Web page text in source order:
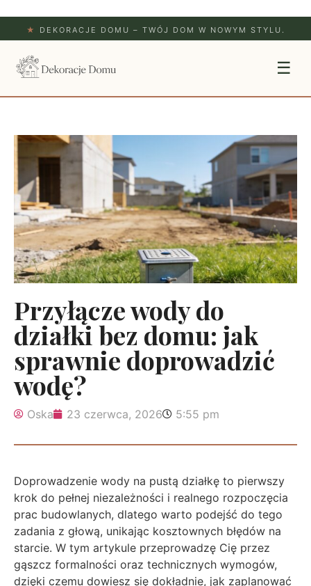
★ DEKORACJE DOMU – TWÓJ DOM W NOWYM STYLU.
☰
Przyłącze wody do
działki bez domu: jak
sprawnie doprowadzić
wodę?
Oska 23 czerwca, 2026 5:55 pm
Doprowadzenie wody na pustą działkę to pierwszy
krok do pełnej niezależności i realnego rozpoczęcia
prac budowlanych, dlatego warto podejść do tego
zadania z głową, unikając kosztownych błędów na
starcie. W tym artykule przeprowadzę Cię przez
gąszcz formalności oraz technicznych wymogów,
dzięki czemu dowiesz się dokładnie, jak zaplanować